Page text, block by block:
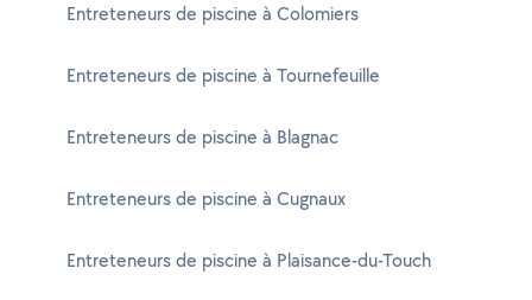
Entreteneurs de piscine à Colomiers
Entreteneurs de piscine à Tournefeuille
Entreteneurs de piscine à Blagnac
Entreteneurs de piscine à Cugnaux
Entreteneurs de piscine à Plaisance-du-Touch